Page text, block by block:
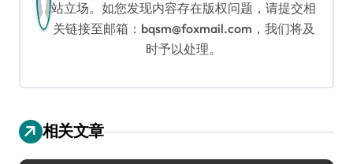
站立场。如您发现内容存在版权问题，请提交相
关链接至邮箱：bqsm@foxmail.com，我们将及
时予以处理。
相关文章